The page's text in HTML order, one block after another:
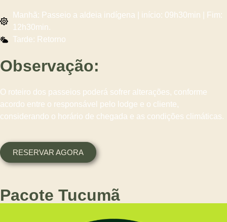
Manhã: Passeio a aldeia indígena | início: 09h30min | Fim:
12h30min.
Tarde: Retorno
Observação:
O roteiro dos passeios poderá sofrer alterações, conforme
acordo entre o responsável pelo lodge e o cliente,
considerando o horário de chegada e as condições climáticas.
RESERVAR AGORA
Pacote Tucumã